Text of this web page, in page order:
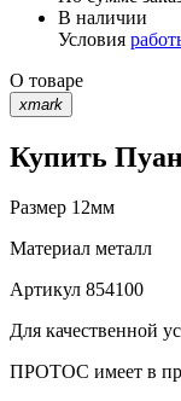
В наличии
Условия
О товаре
xmark
Купить
Размер 12мм
Материал металл
Артикул 854100
Для качественной
ПРОТОС имеет в